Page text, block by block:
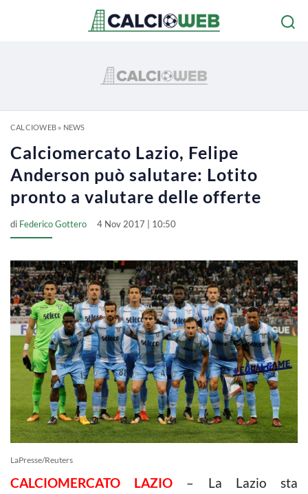
CALCIOWEB» NEWS
Calciomercato Lazio, Felipe
Anderson può salutare: Lotito
pronto a valutare delle offerte
di Federico Gottero 4 Nov 2017 | 10:50
LaPresse/Reuters
CALCIOMERCATO LAZIO – La Lazio sta